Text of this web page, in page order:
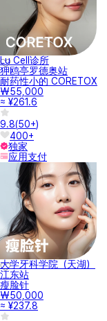
Lu Cell诊所
狎鸥亭罗德奥站
耐药性小的 CORETOX
₩55,000
≈ ¥261.6
9.8(50+)
400+
独家
应用支付
大学牙科学院（天湖）
江东站
瘦脸针
₩50,000
≈ ¥237.8